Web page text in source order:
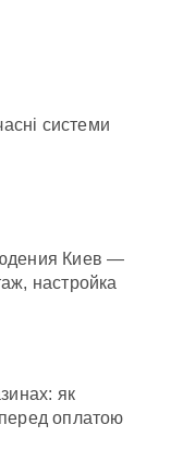
системи
Киев —
настройка
як
оплатою